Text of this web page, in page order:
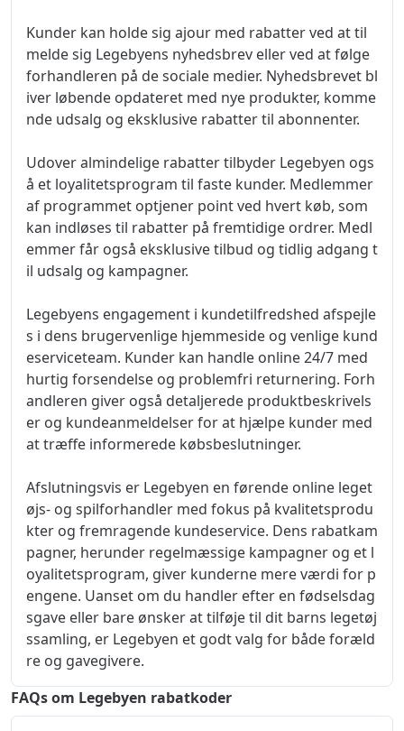
Kunder kan holde sig ajour med rabatter ved at til
melde sig Legebyens nyhedsbrev eller ved at følge
forhandleren på de sociale medier. Nyhedsbrevet bl
iver løbende opdateret med nye produkter, komme
nde udsalg og eksklusive rabatter til abonnenter.
Udover almindelige rabatter tilbyder Legebyen ogs
å et loyalitetsprogram til faste kunder. Medlemmer
af programmet optjener point ved hvert køb, som
kan indløses til rabatter på fremtidige ordrer. Medl
emmer får også eksklusive tilbud og tidlig adgang t
il udsalg og kampagner.
Legebyens engagement i kundetilfredshed afspejle
s i dens brugervenlige hjemmeside og venlige kund
eserviceteam. Kunder kan handle online 24/7 med
hurtig forsendelse og problemfri returnering. Forh
andleren giver også detaljerede produktbeskrivels
er og kundeanmeldelser for at hjælpe kunder med
at træffe informerede købsbeslutninger.
Afslutningsvis er Legebyen en førende online leget
øjs- og spilforhandler med fokus på kvalitetsprodu
kter og fremragende kundeservice. Dens rabatkam
pagner, herunder regelmæssige kampagner og et l
oyalitetsprogram, giver kunderne mere værdi for p
engene. Uanset om du handler efter en fødselsdag
sgave eller bare ønsker at tilføje til dit barns legetøj
ssamling, er Legebyen et godt valg for både foræld
re og gavegivere.
FAQs om Legebyen rabatkoder